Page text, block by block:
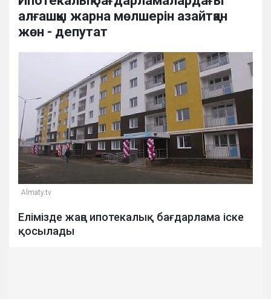
алғашқы жарна мөлшерін азайтқан
жөн - депутат
Almaty.tv
Елімізде жаңа ипотекалық бағдарлама іске
қосылады